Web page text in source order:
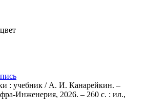
: учебник / А. И. Канарейкин. –
Инженерия, 2026. – 260 с. : ил.,